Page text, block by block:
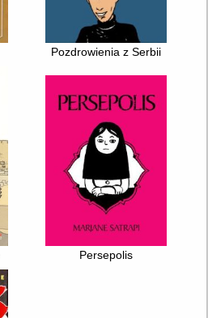
Pozdrowienia z Serbii
Persepolis